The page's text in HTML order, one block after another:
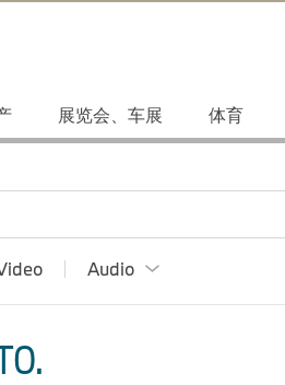
展览会、车展 体育
Audio